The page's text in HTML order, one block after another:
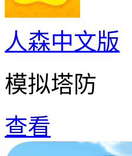
人森中文版
模拟塔防
查看